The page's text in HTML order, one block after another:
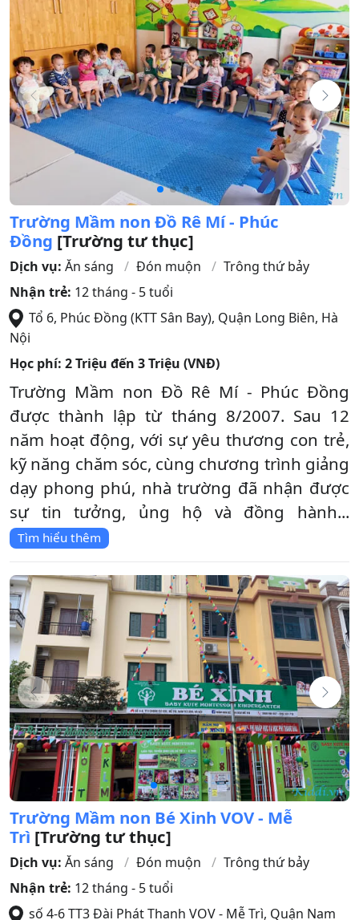
Trường Mầm non Đồ Rê Mí - Phúc
Đồng [Trường tư thục]
Dịch vụ: Ăn sáng Đón muộn
Trông thứ bảy
Nhận trẻ: 12 tháng - 5 tuổi
Tổ 6, Phúc Đồng (KTT Sân Bay), Quận Long Biên, Hà
Nội
Học phí: 2 Triệu đến 3 Triệu (VNĐ)
Trường Mầm non Đồ Rê Mí - Phúc Đồng
được thành lập từ tháng 8/2007. Sau 12
năm hoạt động, với sự yêu thương con trẻ,
kỹ năng chăm sóc, cùng chương trình giảng
dạy phong phú, nhà trường đã nhận được
sự tin tưởng, ủng hộ và đồng hành...
Tìm hiểu thêm
Trường Mầm non Bé Xinh VOV - Mễ
Trì [Trường tư thục]
Dịch vụ: Ăn sáng Đón muộn
Trông thứ bảy
Nhận trẻ: 12 tháng - 5 tuổi
số 4-6 TT3 Đài Phát Thanh VOV - Mễ Trì, Quận Nam